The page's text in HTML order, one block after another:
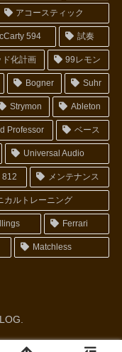
アコースティック
594 試奏
ド化計画 99レモン
Bogner Suhr
Strymon Ableton
Professor ベース
Universal Audio
812 メンテナンス
カルトレーニング
Ferrari
Matchless